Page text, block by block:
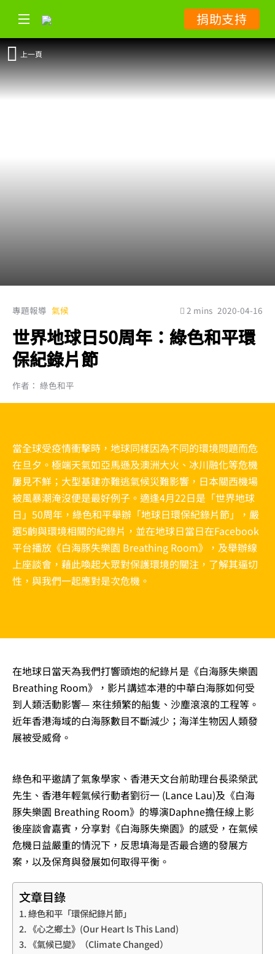
捐助支持
上一頁
專題報導 氣候 2 mins 2020-04-16
世界地球日50周年：綠色和平環
保紀錄片節
作者： 綠色和平
當全球受疫情衝擊時，地球同樣因為不同的環境問題而危
在旦夕。極端天氣如亞馬遜及澳洲大火、冰川融化等危機
屢見不鮮；大型基建亦難逃氣候災難影響，日本關西機場
被風暴潮淹沒便是最好例子。適逢4月22日是「世界地球
日」50周年，綠色和平舉辦「地球日環保紀錄片節」，嚴
選5齣與環境相關的紀錄片，並在地球日當日在Facebook
平台播放《白海豚失樂園 Breathing Room》，及舉辦線
上座談會，藉此喚起大眾對保護環境的關注，了解其逼切
性，與我們一起應對是次危機。
在地球日當天為我們打響頭炮的紀錄片是《白海豚失樂園
Breathing Room》，影片講述本港的中華白海豚如何受
到人類活動影響— 來往頻繁的船隻、沙塵滾滾的工程等。
近年香港海域的白海豚數目不斷減少；海洋生物因人類發
展被受威脅。
綠色和平邀請了氣象學家、香港天文台前助理台長梁榮武
先生、香港年輕氣候行動者劉衍一 (Lance Lau)及《白海
豚失樂園 Breathing Room》的導演Daphne擔任線上影
後座談會嘉賓，分享對《白海豚失樂園》的感受，在氣候
危機日益嚴重的情況下，反思填海是否最合適的發展方
案，以及保育與發展如何取得平衡。
文章目錄
綠色和平「環保紀錄片節」
《心之鄉土》(Our Heart Is This Land)
《氣候已變》（Climate Changed）